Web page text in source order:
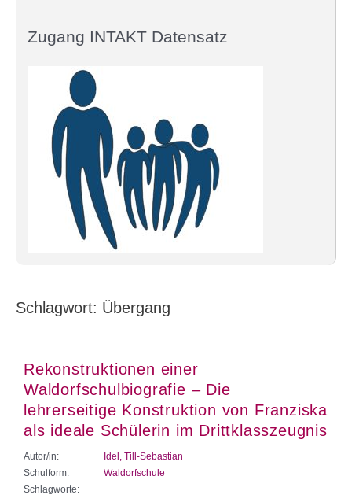
Zugang INTAKT Datensatz
Schlagwort: Übergang
Rekonstruktionen einer
Waldorfschulbiografie – Die
lehrerseitige Konstruktion von Franziska
als ideale Schülerin im Drittklasszeugnis
Autor/in:
Idel, Till-Sebastian
Schulform:
Waldorfschule
Schlagworte: